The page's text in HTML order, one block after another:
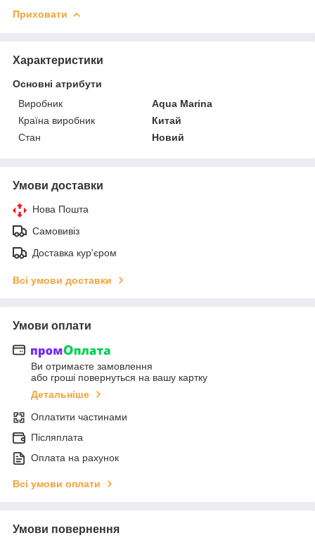
Приховати
Характеристики
Основні атрибути
Виробник
Aqua Marina
Країна виробник
Китай
Стан
Новий
Умови доставки
Нова Пошта
Самовивіз
Доставка кур'єром
Всі умови доставки
Умови оплати
Ви отримаєте замовлення
або гроші повернуться на вашу картку
Детальніше
Оплатити частинами
Післяплата
Оплата на рахунок
Всі умови оплати
Умови повернення